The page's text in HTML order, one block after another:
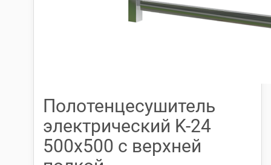
Полотенцесушитель
электрический K-24
500х500 с верхней